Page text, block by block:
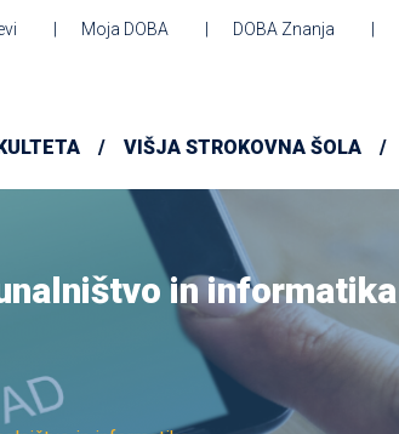
Moja DOBA DOBA Znanja
VIŠJA STROKOVNA ŠOLA
in informatika